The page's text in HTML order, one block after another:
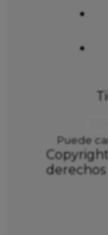
Puede
derechos